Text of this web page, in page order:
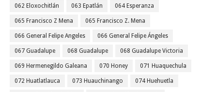
062 Eloxochitlán 063 Epatlán 064 Esperanza
065 Francisco Z Mena 065 Francisco Z. Mena
066 General Felipe Angeles 066 General Felipe Ángeles
067 Guadalupe 068 Guadalupe 068 Guadalupe Victoria
069 Hermenegildo Galeana 070 Honey 071 Huaquechula
072 Huatlatlauca 073 Huauchinango 074 Huehuetla